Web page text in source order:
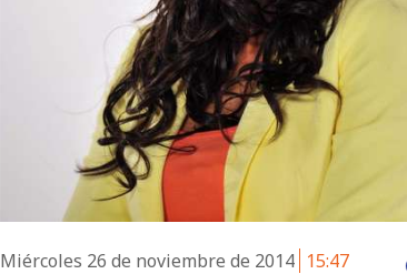
Miércoles 26 de noviembre de 2014 15:47